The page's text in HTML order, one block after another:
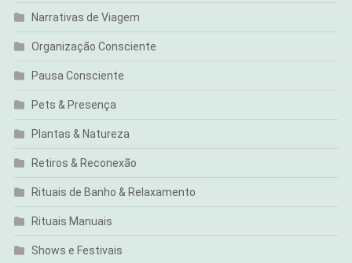
Narrativas de Viagem
Organização Consciente
Pausa Consciente
Pets & Presença
Plantas & Natureza
Retiros & Reconexão
Rituais de Banho & Relaxamento
Rituais Manuais
Shows e Festivais